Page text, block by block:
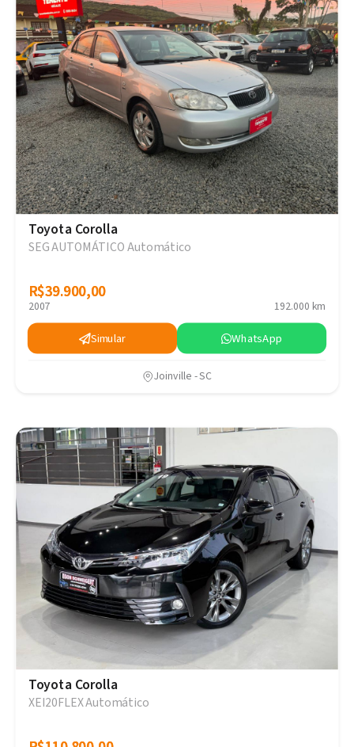
Toyota Corolla
SEG AUTOMÁTICO Automático
R$39.900,00
R$39.900,00
2007 192.000 km
Simular WhatsApp
Joinville - SC
Toyota Corolla
XEI20FLEX Automático